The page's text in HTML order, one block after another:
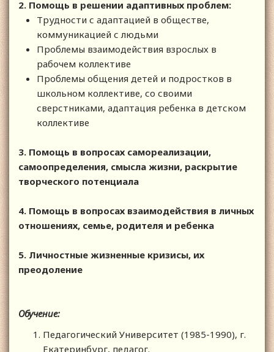
2. Помощь в решении адаптивных проблем:
Трудности с адаптацией в обществе,
коммуникацией с людьми
Проблемы взаимодействия взрослых в
рабочем коллективе
Проблемы общения детей и подростков в
школьном коллективе, со своими
сверстниками, адаптация ребенка в детском
коллективе
3. Помощь в вопросах самореализации,
самоопределения, смысла жизни, раскрытие
творческого потенциала
4. Помощь в вопросах взаимодействия в личных
отношениях, семье, родителя и ребенка
5. Личностные жизненные кризисы, их
преодоление
Обучение:
Педагогический Университет (1985-1990), г.
Екатеринбург, педагог.